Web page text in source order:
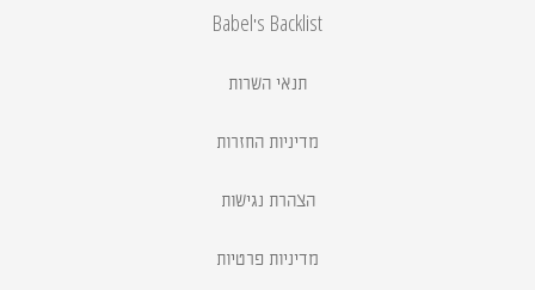
Babel's Backlist
תנאי השרות
מדיניות החזרות
הצהרת נגישות
מדיניות פרטיות